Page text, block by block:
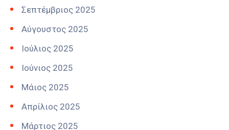
Σεπτέμβριος 2025
Αύγουστος 2025
Ιούλιος 2025
Ιούνιος 2025
Μάιος 2025
Απρίλιος 2025
Μάρτιος 2025